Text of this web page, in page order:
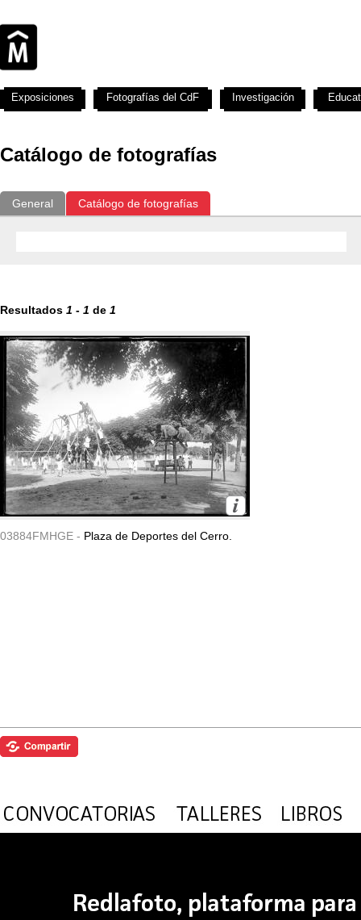
Catálogo de fotografías
General Catálogo de fotografías
Resultados 1 - 1 de 1
03884FMHGE - Plaza de Deportes del Cerro.
Exposiciones Fotografías del CdF Investigación